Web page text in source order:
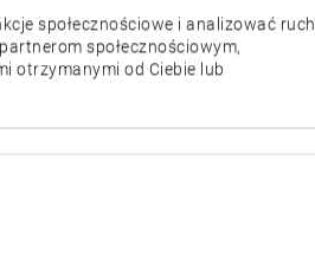
społecznościowe i analizować ruch
społecznościowym,
otrzymanymi od Ciebie lub